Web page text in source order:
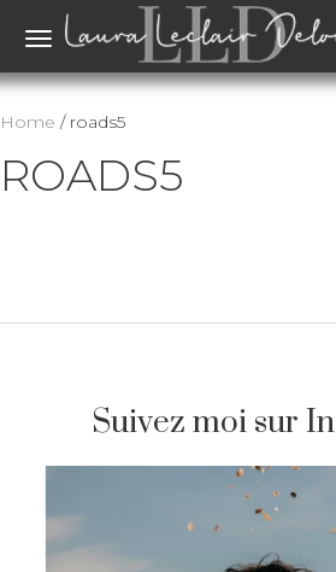
Toggle
Home / roads5
ROADS5
Suivez moi sur